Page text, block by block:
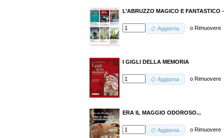
L’ABRUZZO MAGICO E FANTASTICO
Aggiorna oRimuovere
I GIGLI DELLA MEMORIA
Aggiorna oRimuovere
ERA IL MAGGIO ODOROSO...
Aggiorna oRimuovere